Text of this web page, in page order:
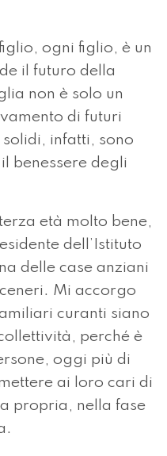
ogni figlio, è un
il futuro della
non è solo un
di futuri
infatti, sono
benessere degli
età molto bene,
dell’Istituto
delle case anziani
Mi accorgo
curanti siano
perché è
oggi più di
ai loro cari di
propria, nella fase